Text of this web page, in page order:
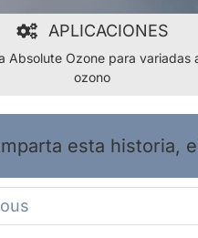
APLICACIONES
Absolute Ozone para variadas
ozono
esta historia,